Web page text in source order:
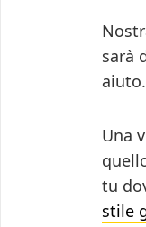
sarà
Una
tu
stile